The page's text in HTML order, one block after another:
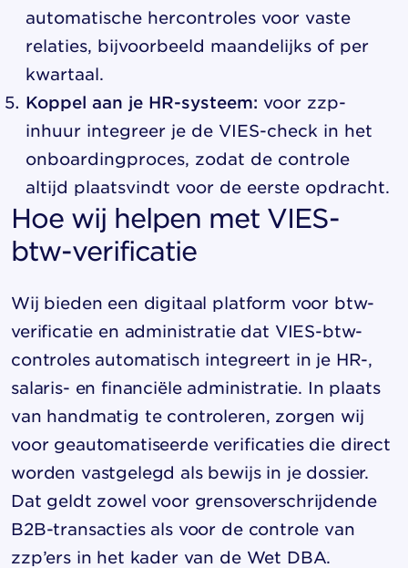
automatische hercontroles voor vaste
relaties, bijvoorbeeld maandelijks of per
kwartaal.
Koppel aan je HR-systeem: voor zzp-
inhuur integreer je de VIES-check in het
onboardingproces, zodat de controle
altijd plaatsvindt voor de eerste opdracht.
Hoe wij helpen met VIES-
btw-verificatie
Wij bieden een digitaal platform voor btw-
verificatie en administratiedat VIES-btw-
controles automatisch integreert in je HR-,
salaris- en financiële administratie. In plaats
van handmatig te controleren, zorgen wij
voor geautomatiseerde verificaties die direct
worden vastgelegd als bewijs in je dossier.
Dat geldt zowel voor grensoverschrijdende
B2B-transacties als voor de controle van
zzp’ers in het kader van de Wet DBA.